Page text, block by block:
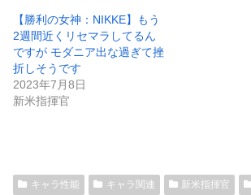
【勝利の女神：NIKKE】もう
2週間近くリセマラしてるん
ですが モダニア出な過ぎて挫
折しそうです
2023年7月8日
新米指揮官
キャラ性能 キャラ関連 新米指揮官